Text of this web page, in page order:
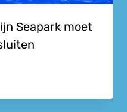
Seapark moet